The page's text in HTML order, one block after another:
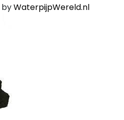
byWaterpijpWereld.nl